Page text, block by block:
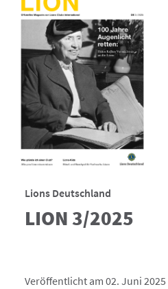
Lions Deutschland
LION 3/2025
Veröffentlicht am 02. Juni 2025